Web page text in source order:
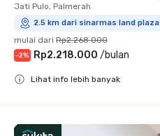
Jati Pulo, Palmerah
2.5 km dari sinarmas land plaza
mulai dari Rp2.268.000
-2% Rp2.218.000 /bulan
Lihat info lebih banyak